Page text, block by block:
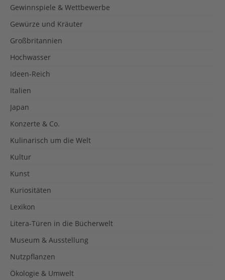
Gewinnspiele & Wettbewerbe
Gewürze und Kräuter
Großbritannien
Hochwasser
Ideen-Reich
Italien
Japan
Konzerte & Co.
Kulinarisch um die Welt
Kultur
Kunst
Kuriositäten
Lexikon
Litera-Türen in die Bücherwelt
Museum & Ausstellung
Nutzpflanzen
Ökologie & Umwelt